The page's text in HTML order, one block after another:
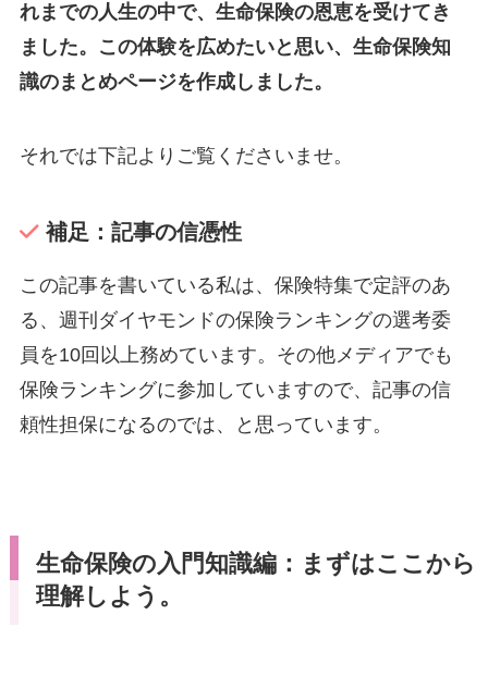
れまでの人生の中で、生命保険の恩恵を受けてき
ました。この体験を広めたいと思い、生命保険知
識のまとめページを作成しました。
それでは下記よりご覧くださいませ。
補足：記事の信憑性
この記事を書いている私は、保険特集で定評のあ
る、週刊ダイヤモンドの保険ランキングの選考委
員を10回以上務めています。その他メディアでも
保険ランキングに参加していますので、記事の信
頼性担保になるのでは、と思っています。
生命保険の入門知識編：まずはここから
理解しよう。